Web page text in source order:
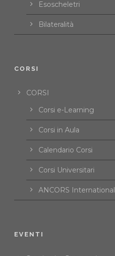
Esoscheletri
Bilateralità
CORSI
CORSI
Corsi e-Learning
Corsi in Aula
Calendario Corsi
Corsi Universitari
ANCORS International
EVENTI